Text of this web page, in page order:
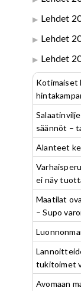
Lehdet
Lehdet
Lehdet
Kotimaiset
säännöt –
Alanteet
ei näy
Maatilat
– Supo
tukitoimet
Avomaan